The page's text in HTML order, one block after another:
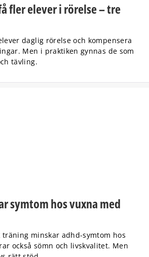
fler elever i rörelse – tre
daglig rörelse och kompensera
Men i praktiken gynnas de som
tävling.
symtom hos vuxna med
minskar adhd-symtom hos
också sömn och livskvalitet. Men